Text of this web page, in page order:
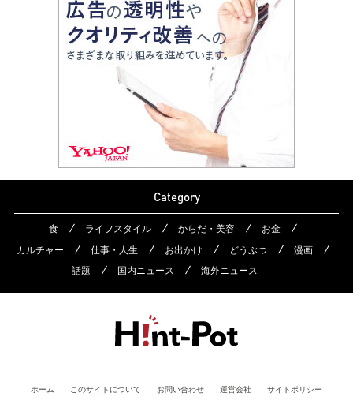
Category
食 ライフスタイル からだ・美容
お金
カルチャー
仕事・人生 お出かけ どうぶつ
漫画
話題
国内ニュース 海外ニュース
ホーム このサイトについて お問い合わせ 運営会社 サイトポリシー